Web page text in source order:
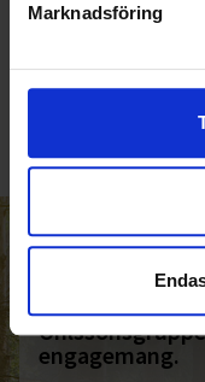
Marknadsföring
KUNDTJÄNST
010-45 00 200​
HELT
Den
engagemang.